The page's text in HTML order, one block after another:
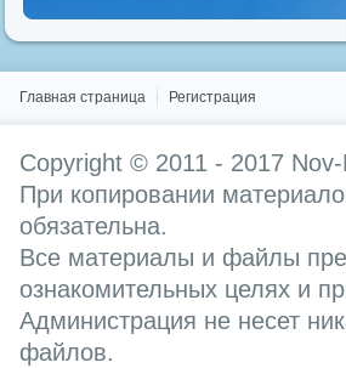
Главная страница Регистрация
Copyright © 2011 - 2017
При копировании
обязательна.
Все материалы и файлы
ознакомительных целях и
Администрация не несет
файлов.